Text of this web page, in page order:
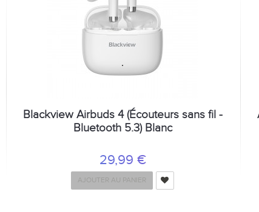
Blackview Airbuds 4 (Écouteurs sans fil -
Bluetooth 5.3) Blanc
29,99 €
AJOUTER AU PANIER